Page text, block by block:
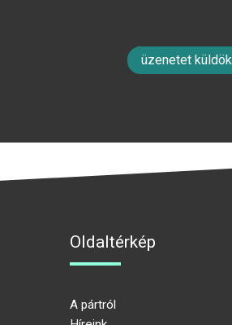
üzenetet küldök
Oldaltérkép
A pártról